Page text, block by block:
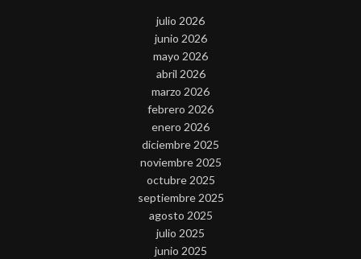
julio 2026
junio 2026
mayo 2026
abril 2026
marzo 2026
febrero 2026
enero 2026
diciembre 2025
noviembre 2025
octubre 2025
septiembre 2025
agosto 2025
julio 2025
junio 2025